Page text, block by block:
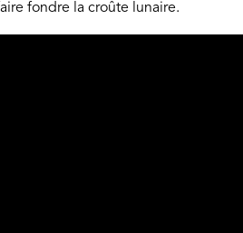
fondre la croûte lunaire.